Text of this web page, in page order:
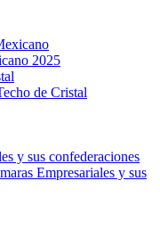
2025
de Cristal
y sus confederaciones
Empresariales y sus